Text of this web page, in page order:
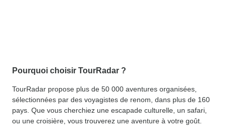
Pourquoi choisir TourRadar ?
TourRadar propose plus de 50 000 aventures organisées,
sélectionnées par des voyagistes de renom, dans plus de 160
pays. Que vous cherchiez une escapade culturelle, un safari,
ou une croisière, vous trouverez une aventure à votre goût.